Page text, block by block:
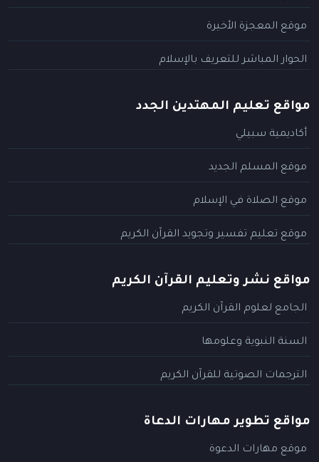
موقع المعجزة الأخيرة
الحوار المباشر للتعريف بالإسلام
مواقع تعليم المهتدين الجدد
أكاديمية سبيلي
موقع المسلم الجديد
موقع الصلاة في الإسلام
موقع تعليم تفسير وتجويد القرآن الكريم
مواقع نشر وتعليم القرآن الكريم
الجامع لعلوم القرآن الكريم
السنة النبوية وعلومها
الترجمات الصوتية للقرآن الكريم
مواقع تطوير مهارات الدعاة
موقع مهارات الدعوة